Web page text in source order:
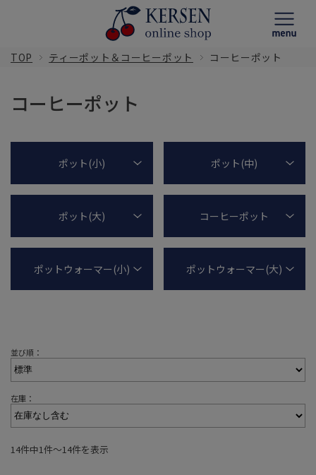
TOP ティーポット＆コーヒーポット コーヒーポット
コーヒーポット
ポット(小) ポット(中)
ポット(大) コーヒーポット
ポットウォーマー(小) ポットウォーマー(大)
並び順：
在庫：
14件中1件〜14件を表示